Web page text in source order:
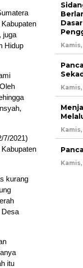
juga
Hidup
7/2021)
kurang
Desa
itu